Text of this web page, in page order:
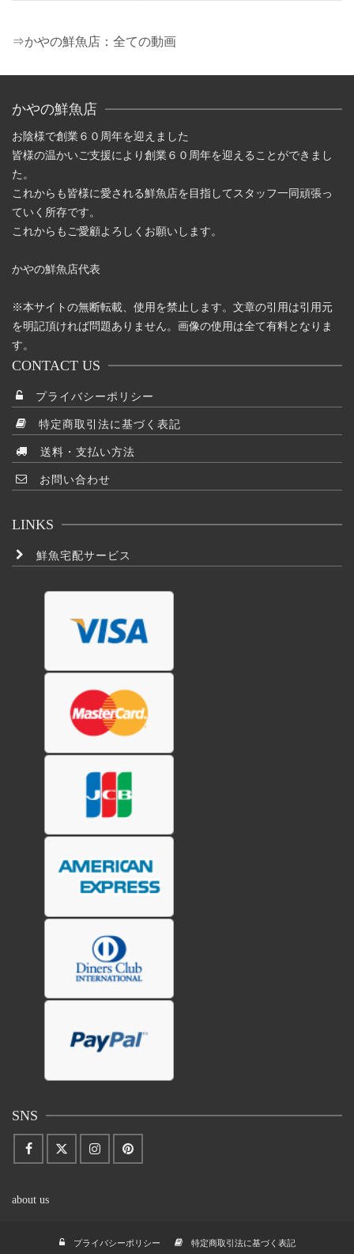
⇒かやの鮮魚店：全ての動画
かやの鮮魚店
お陰様で創業６０周年を迎えました
皆様の温かいご支援により創業６０周年を迎えることができまし
た。
これからも皆様に愛される鮮魚店を目指してスタッフ一同頑張っ
ていく所存です。
これからもご愛顧よろしくお願いします。
かやの鮮魚店代表
※本サイトの無断転載、使用を禁止します。文章の引用は引用元
を明記頂ければ問題ありません。画像の使用は全て有料となりま
す。
CONTACT US
プライバシーポリシー
特定商取引法に基づく表記
送料・支払い方法
お問い合わせ
LINKS
鮮魚宅配サービス
SNS
about us
プライバシーポリシー 特定商取引法に基づく表記